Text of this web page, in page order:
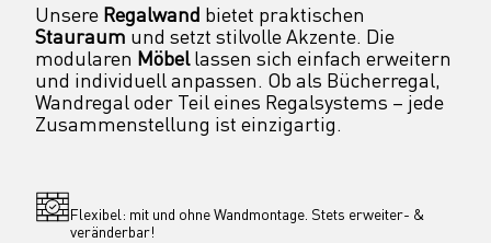
Unsere Regalwand
Stauraum und setzt stilvolle Akzente. Die
modularen Möbel lassen sich einfach erweitern
und individuell anpassen. Ob als Bücherregal,
Wandregal oder Teil eines Regalsystems – jede
Zusammenstellung ist einzigartig.
Flexibel: mit und ohne Wandmontage. Stets erweiter- &
veränderbar!